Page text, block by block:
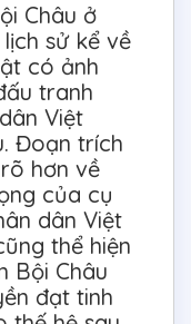
Châu ở
sử kể về
có ảnh
tranh
Việt
Đoạn trích
hơn về
của cụ
dân Việt
thể hiện
Bội Châu
đạt tinh